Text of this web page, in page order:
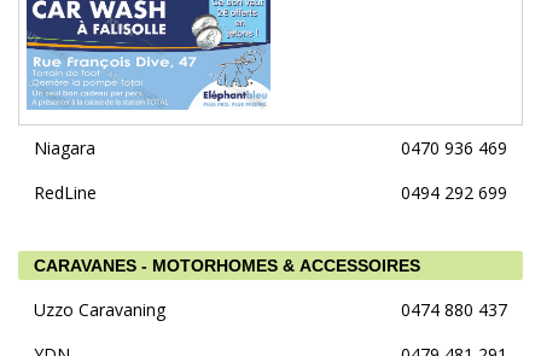
Niagara
0470 936 469
RedLine
0494 292 699
CARAVANES - MOTORHOMES & ACCESSOIRES
Uzzo Caravaning
0474 880 437